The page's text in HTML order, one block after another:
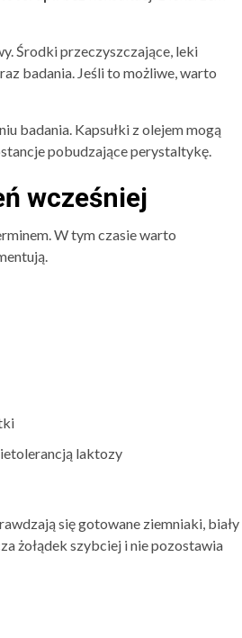
Środki przeczyszczające, leki
badania. Jeśli to możliwe, warto
badania. Kapsułki z olejem mogą
pobudzające perystaltykę.
wcześniej
W tym czasie warto
laktozy
się gotowane ziemniaki, biały
żołądek szybciej i nie pozostawia